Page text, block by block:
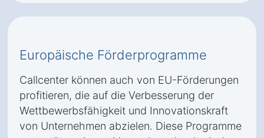
Europäische Förderprogramme
Callcenter können auch von EU-Förderungen
profitieren, die auf die Verbesserung der
Wettbewerbsfähigkeit und Innovationskraft
von Unternehmen abzielen. Diese Programme